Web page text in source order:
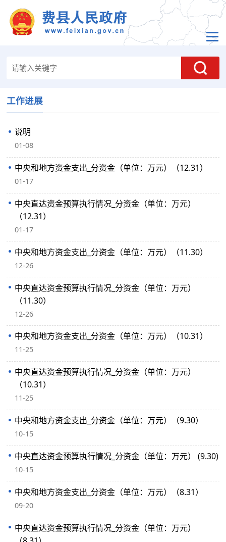
工作进展
说明
01-08
中央和地方资金支出_分资金（单位：万元）（12.31）
01-17
中央直达资金预算执行情况_分资金（单位：万元）
（12.31）
01-17
中央和地方资金支出_分资金（单位：万元）（11.30）
12-26
中央直达资金预算执行情况_分资金（单位：万元）
（11.30）
12-26
中央和地方资金支出_分资金（单位：万元）（10.31）
11-25
中央直达资金预算执行情况_分资金（单位：万元）
（10.31）
11-25
中央和地方资金支出_分资金（单位：万元）（9.30）
10-15
中央直达资金预算执行情况_分资金（单位：万元） (9.30)
10-15
中央和地方资金支出_分资金（单位：万元）（8.31）
09-20
中央直达资金预算执行情况_分资金（单位：万元）